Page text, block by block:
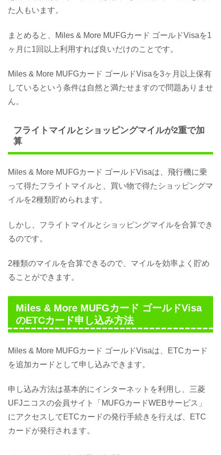
た人もいます。
まとめると、Miles & More MUFGカード ゴールドVisaを1
ヶ月に1回以上利用すれば良いだけのことです。
Miles & More MUFGカード ゴールドVisaを3ヶ月以上保有
しているという条件は自然と満たせますので問題ありませ
ん。
フライトマイルとショッピングマイルが2重で加
算
Miles & More MUFGカード ゴールドVisaは、飛行機に乗
って得たフライトマイルと、買い物で得たショッピングマ
イルを2種類貯められます。
しかし、フライトマイルとショッピングマイルを合算でき
るのです。
2種類のマイルを合算できるので、マイルを効率よく貯め
ることができます。
Miles & More MUFGカード ゴールドVisa
のETCカード申し込み方法
Miles & More MUFGカード ゴールドVisaは、ETCカード
を追加カードとして申し込みできます。
申し込み方法は基本的にインターネットを利用し、三菱
UFJニコスの会員サイト「MUFGカードWEBサービス」
にアクセスしてETCカードの発行手続きを行えば、ETC
カードが発行されます。